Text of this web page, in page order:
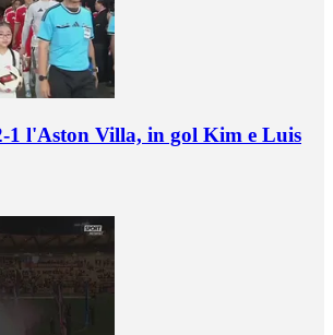
1 l'Aston Villa, in gol Kim e Luis